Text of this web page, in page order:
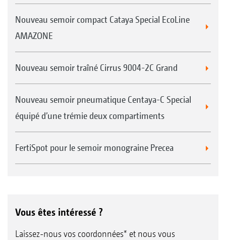
Nouveau semoir compact Cataya Special EcoLine
AMAZONE
Nouveau semoir traîné Cirrus 9004-2C Grand
Nouveau semoir pneumatique Centaya-C Special
équipé d’une trémie deux compartiments
FertiSpot pour le semoir monograine Precea
Vous êtes intéressé ?
Laissez-nous vos coordonnées* et nous vous